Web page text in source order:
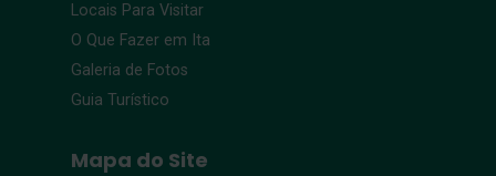
Locais Para Visitar
O Que Fazer em Ita
Galeria de Fotos
Guia Turístico
Mapa do Site